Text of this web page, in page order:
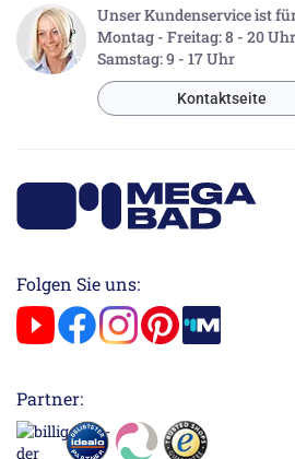
Unser Kundenservice ist
Montag - Freitag: 8 - 20 Uhr
Samstag: 9 - 17 Uhr
Kontaktseite
Folgen Sie uns:
Partner: